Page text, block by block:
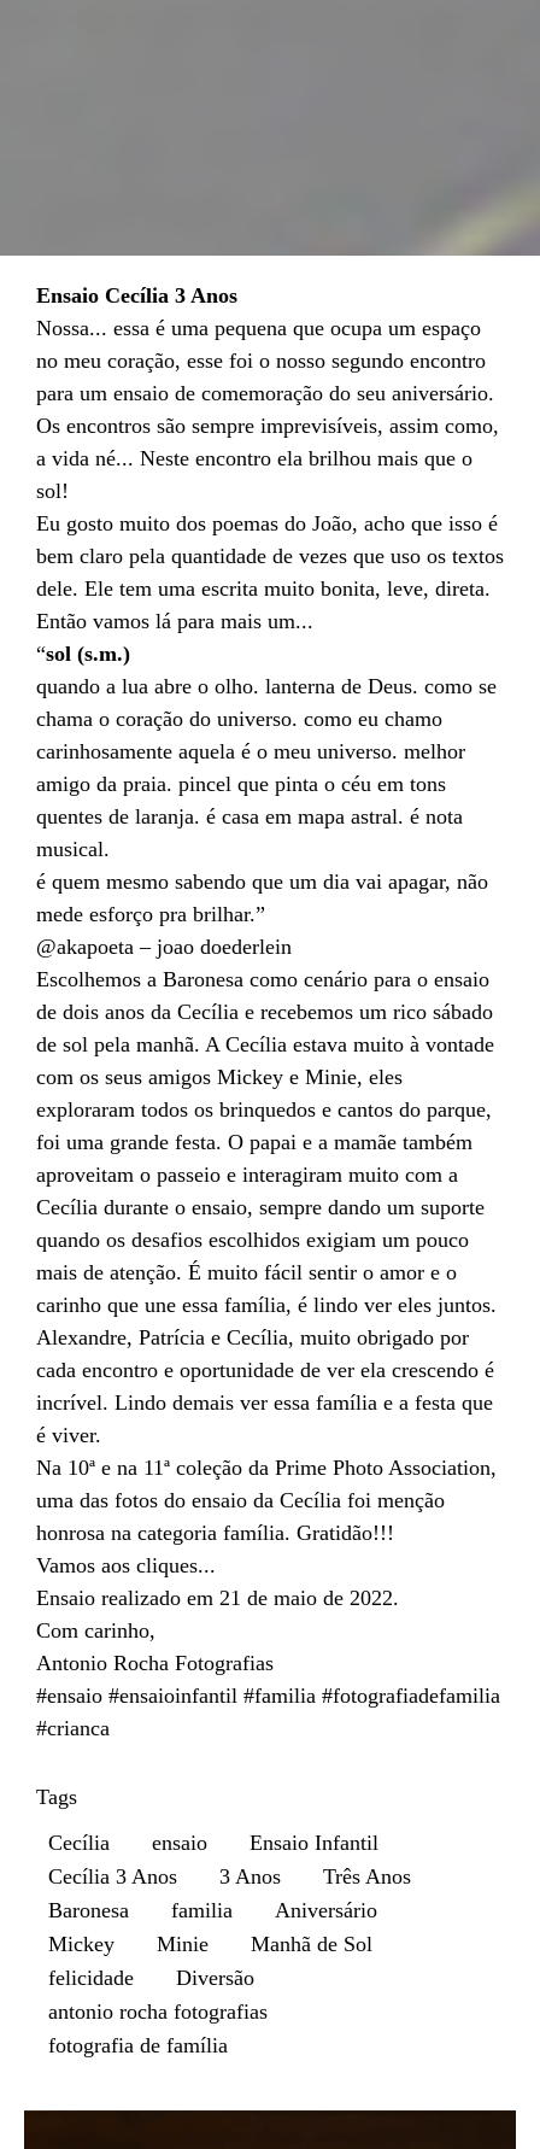
Ensaio Cecília 3 Anos
Nossa... essa é uma pequena que ocupa um espaço
no meu coração, esse foi o nosso segundo encontro
para um ensaio de comemoração do seu aniversário.
Os encontros são sempre imprevisíveis, assim como,
a vida né... Neste encontro ela brilhou mais que o
sol!
Eu gosto muito dos poemas do João, acho que isso é
bem claro pela quantidade de vezes que uso os textos
dele. Ele tem uma escrita muito bonita, leve, direta.
Então vamos lá para mais um...
“sol (s.m.)
quando a lua abre o olho. lanterna de Deus. como se
chama o coração do universo. como eu chamo
carinhosamente aquela é o meu universo. melhor
amigo da praia. pincel que pinta o céu em tons
quentes de laranja. é casa em mapa astral. é nota
musical.
é quem mesmo sabendo que um dia vai apagar, não
mede esforço pra brilhar.”
@akapoeta – joao doederlein
Escolhemos a Baronesa como cenário para o ensaio
de dois anos da Cecília e recebemos um rico sábado
de sol pela manhã. A Cecília estava muito à vontade
com os seus amigos Mickey e Minie, eles
exploraram todos os brinquedos e cantos do parque,
foi uma grande festa. O papai e a mamãe também
aproveitam o passeio e interagiram muito com a
Cecília durante o ensaio, sempre dando um suporte
quando os desafios escolhidos exigiam um pouco
mais de atenção. É muito fácil sentir o amor e o
carinho que une essa família, é lindo ver eles juntos.
Alexandre, Patrícia e Cecília, muito obrigado por
cada encontro e oportunidade de ver ela crescendo é
incrível. Lindo demais ver essa família e a festa que
é viver.
Na 10ª e na 11ª coleção da Prime Photo Association,
uma das fotos do ensaio da Cecília foi menção
honrosa na categoria família. Gratidão!!!
Vamos aos cliques...
Ensaio realizado em 21 de maio de 2022.
Com carinho,
Antonio Rocha Fotografias
#ensaio #ensaioinfantil #familia #fotografiadefamilia
#crianca
Tags
Cecília
ensaio
Ensaio Infantil
Cecília 3 Anos
3 Anos
Três Anos
Baronesa
familia
Aniversário
Mickey
Minie
Manhã de Sol
felicidade
Diversão
antonio rocha fotografias
fotografia de família